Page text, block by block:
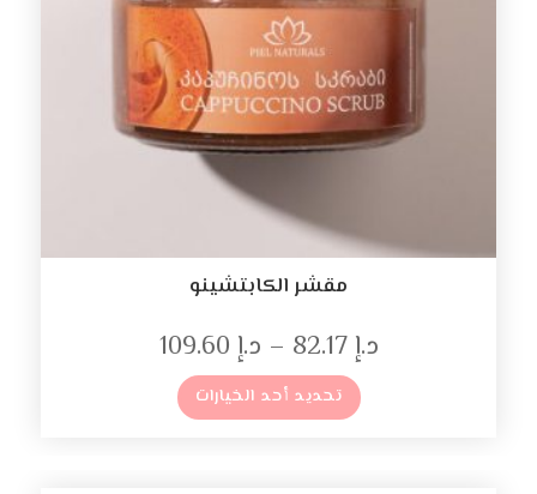
مقشر الكابتشينو
د.إ 82.17
– د.إ
تحديد أحد الخيارات